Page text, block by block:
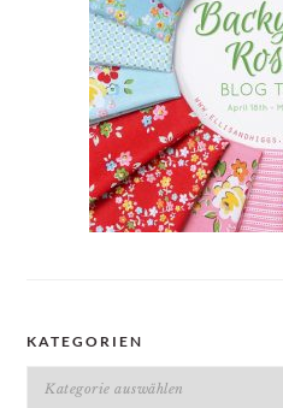
KATEGORIEN
Kategorien